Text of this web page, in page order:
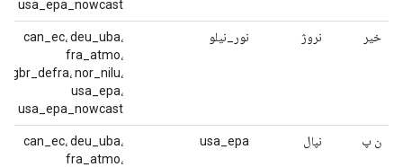
usa_epa_nowcast
خیر نروژ نور_نیلو
can_ec، deu_uba،
fra_atmo،
gbr_defra، nor_nilu،
usa_epa،
usa_epa_nowcast
ن پ نپال usa_epa
can_ec، deu_uba،
fra_atmo،